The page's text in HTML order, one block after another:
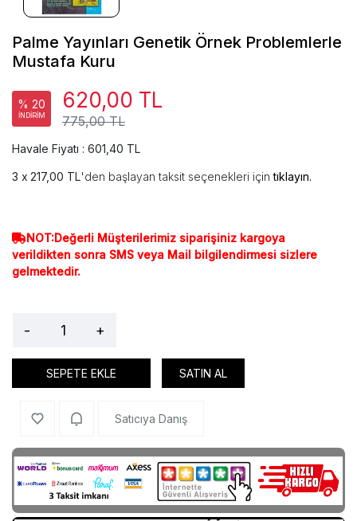
Palme Yayınları Genetik Örnek Problemlerle
Mustafa Kuru
% 20
İNDİRİM 775,00 TL
620,00 TL
Havale Fiyatı : 601,40 TL
217,00 TL'den başlayan taksit seçenekleri içintıklayın.
NOT:Değerli Müşterilerimiz siparişiniz kargoya
verildikten sonra SMS veya Mail bilgilendirmesi sizlere
gelmektedir.
- +
SEPETE EKLE SATIN AL
Satıcıya Danış